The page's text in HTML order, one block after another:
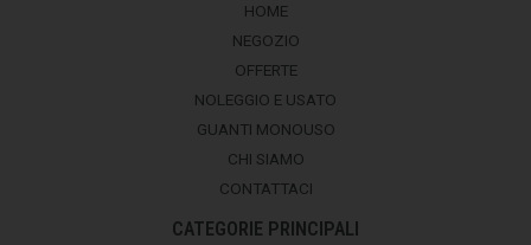
HOME
NEGOZIO
OFFERTE
NOLEGGIO E USATO
GUANTI MONOUSO
CHI SIAMO
CONTATTACI
CATEGORIE PRINCIPALI